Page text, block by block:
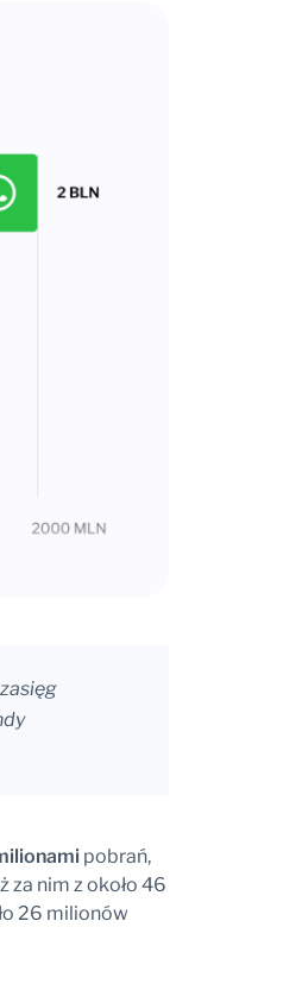
pobrań,
za nim z około 46
26 milionów